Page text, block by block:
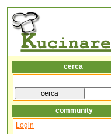
cerca
community
Login